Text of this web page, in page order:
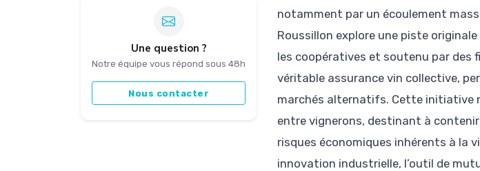
Une question ?
Notre équipe vous répond sous 48h
Nous contacter
notamment par un écoulement
Roussillon explore une piste
les coopératives et soutenu par des
véritable assurance vin collective,
marchés alternatifs. Cette initiative
entre vignerons, destinant à
risques économiques inhérents à la
innovation industrielle, l’outil de